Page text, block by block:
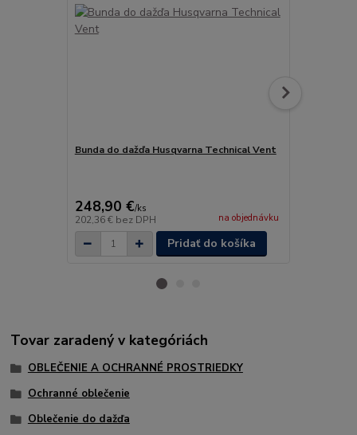
Bunda do dažďa Husqvarna Technical Vent
248,90 €/ks
202,36 € bez DPH na objednávku
Pridať do košíka
Tovar zaradený v kategóriách
OBLEČENIE A OCHRANNÉ PROSTRIEDKY
Ochranné oblečenie
Oblečenie do dažďa